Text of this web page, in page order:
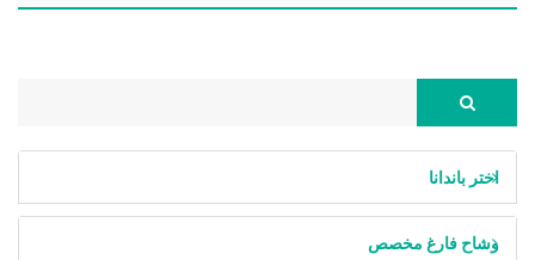
اختر باندانا
وشاح فارغ مخصص